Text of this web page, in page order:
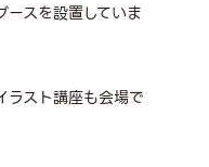
スを設置していま
ラスト講座も会場で